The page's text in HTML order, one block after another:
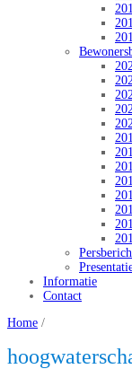
Informatie
Contact
Home /